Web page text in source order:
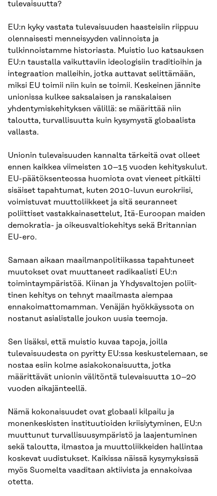
tulevaisuutta?
EU:n kyky vastata tulevaisuuden haasteisiin riippuu
olennaisesti menneisyyden valinnoista ja
tulkinnoistamme historiasta. Muistio luo katsauksen
EU:n taustalla vaikuttaviin ideologisiin traditioihin ja
integraation malleihin, jotka auttavat selittämään,
miksi EU toimii niin kuin se toimii. Keskeinen jännite
unionissa kulkee saksalaisen ja ranskalaisen
yhdentymiskehityksen välillä: se määrittää niin
taloutta, turvallisuutta kuin kysymystä globaalista
vallasta.
Unionin tulevaisuuden kannalta tärkeitä ovat olleet
ennen kaikkea viimeisten 10–15 vuoden kehityskulut.
EU-päätöksenteossa huomiota ovat vieneet pitkälti
sisäiset tapahtumat, kuten 2010-luvun eurokriisi,
voimistuvat muuttoliikkeet ja sitä seuranneet
poliittiset vastakkainasettelut, Itä-Euroopan maiden
demokratia- ja oikeusvaltiokehitys sekä Britannian
EU-ero.
Samaan aikaan maailmanpolitiikassa tapahtuneet
muutokset ovat muuttaneet radikaalisti EU:n
toimintaympäristöä. Kiinan ja Yhdysvaltojen poliit-
tinen kehitys on tehnyt maailmasta aiempaa
ennakoimattomamman. Venäjän hyökkäyssota on
nostanut asialistalle joukon uusia teemoja.
Sen lisäksi, että muistio kuvaa tapoja, joilla
tulevaisuudesta on pyritty EU:ssa keskustelemaan, se
nostaa esiin kolme asiakokonaisuutta, jotka
määrittävät unionin välitöntä tulevaisuutta 10–20
vuoden aikajänteellä.
Nämä kokonaisuudet ovat globaali kilpailu ja
monenkeskisten instituutioiden kriisiytyminen, EU:n
muuttunut turvallisuusympäristö ja laajentuminen
sekä taloutta, ilmastoa ja muuttoliikkeiden hallintaa
koskevat uudistukset. Kaikissa näissä kysymyksissä
myös Suomelta vaaditaan aktiivista ja ennakoivaa
otetta.